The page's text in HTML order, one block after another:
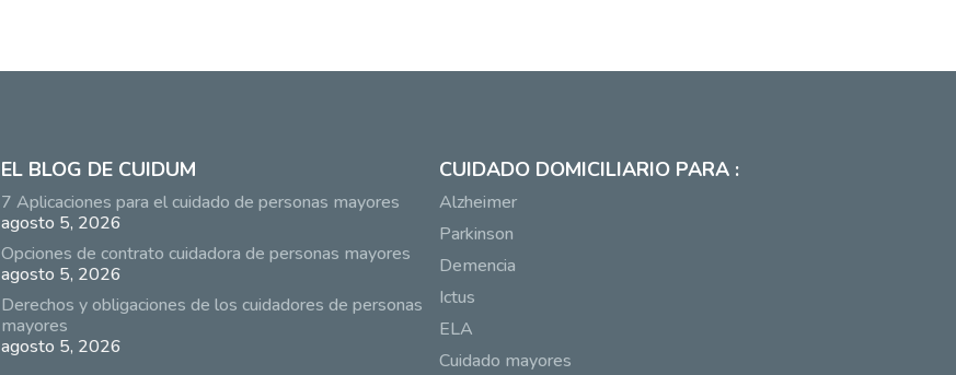
EL BLOG DE CUIDUM
7 Aplicaciones para el cuidado de personas mayores
agosto 5, 2026
Opciones de contrato cuidadora de personas mayores
agosto 5, 2026
Derechos y obligaciones de los cuidadores de personas
mayores
agosto 5, 2026
CUIDADO DOMICILIARIO PARA :
Alzheimer
Parkinson
Demencia
Ictus
ELA
Cuidado mayores